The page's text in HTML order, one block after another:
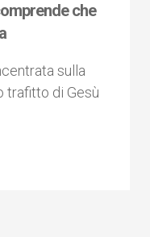
che
sulla
trafitto di Gesù